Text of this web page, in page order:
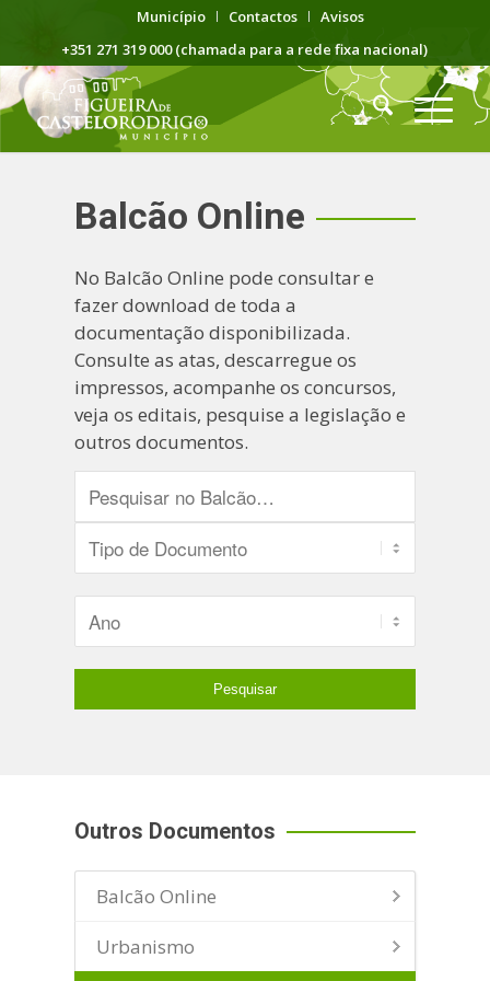
Município Contactos
Avisos
+351 271 319 000 (chamada para a rede fixa nacional)
Balcão Online
No Balcão Online pode consultar e
fazer download de toda a
documentação disponibilizada.
Consulte as atas, descarregue os
impressos, acompanhe os concursos,
veja os editais, pesquise a legislação e
outros documentos.
Outros Documentos
Balcão Online
Urbanismo